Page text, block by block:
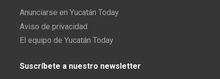
Anunciarse en Yucatán Today
Aviso de privacidad
El equipo de Yucatán Today
Suscríbete a nuestro newsletter